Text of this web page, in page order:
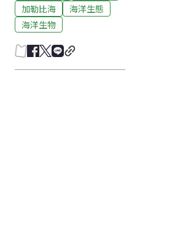
加勒比海
海洋生態
海洋生物